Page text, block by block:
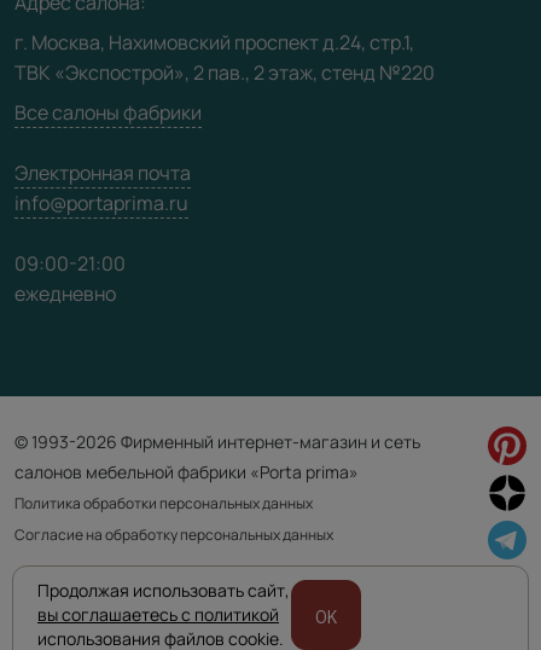
Видео
Карта сайта
г. Москва, Нахимовский проспект д.24, стр.1,
ТВК «Экспострой», 2 пав., 2 этаж, стенд №220
Все салоны фабрики
Электронная почта
info@portaprima.ru
09:00-21:00
ежедневно
© 1993-2026 Фирменный интернет-магазин и сеть
салонов мебельной фабрики «Porta prima»
Политика обработки персональных данных
Согласие на обработку персональных данных
Приведенная на сайте информация не является публичной офертой
и носит информационно ознакомительный характер.
Продолжая использовать сайт,
вы соглашаетесь с политикой
использования файлов cookie.
OK